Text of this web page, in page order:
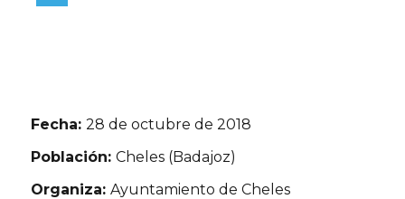
Fecha:28 de octubre de 2018
Población:Cheles (Badajoz)
Organiza:Ayuntamiento de Cheles